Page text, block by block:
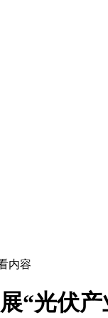
内容
“光伏